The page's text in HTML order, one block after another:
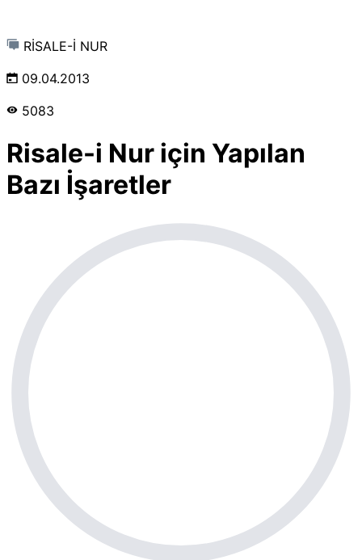
RİSALE-İ NUR
09.04.2013
5083
Risale-i Nur için Yapılan
Bazı İşaretler